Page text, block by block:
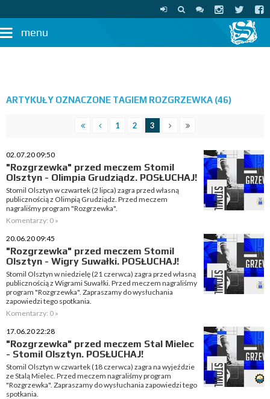
menu
ARTYKUŁY OZNACZONE TAGIEM ROZGRZEWKA (46)
1 2 3
02.07.20 09:50
"Rozgrzewka" przed meczem Stomil
Olsztyn - Olimpia Grudziądz. POSŁUCHAJ!
Stomil Olsztyn w czwartek (2 lipca) zagra przed własną
publicznością z Olimpią Grudziądz. Przed meczem
nagraliśmy program "Rozgrzewka".
Komentarzy: 0 »
20.06.20 09:45
"Rozgrzewka" przed meczem Stomil
Olsztyn - Wigry Suwałki. POSŁUCHAJ!
Stomil Olsztyn w niedzielę (21 czerwca) zagra przed własną
publicznością z Wigrami Suwałki. Przed meczem nagraliśmy
program "Rozgrzewka". Zapraszamy do wysłuchania
zapowiedzi tego spotkania.
Komentarzy: 0 »
17.06.20 22:28
"Rozgrzewka" przed meczem Stal Mielec
- Stomil Olsztyn. POSŁUCHAJ!
Stomil Olsztyn w czwartek (18 czerwca) zagra na wyjeździe
ze Stalą Mielec. Przed meczem nagraliśmy program
"Rozgrzewka". Zapraszamy do wysłuchania zapowiedzi tego
spotkania.